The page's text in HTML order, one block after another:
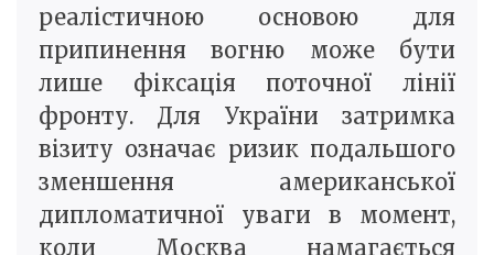
реалістичною основою для
припинення вогню може бути
лише фіксація поточної лінії
фронту. Для України затримка
візиту означає ризик подальшого
зменшення американської
дипломатичної уваги в момент,
коли Москва намагається